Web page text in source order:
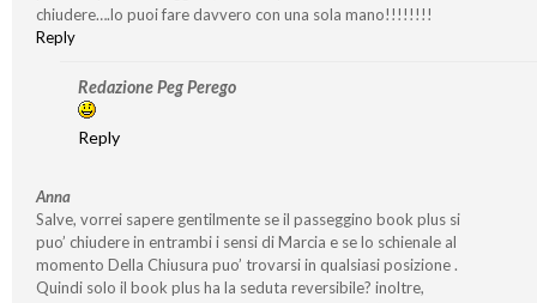
chiudere….lo puoi fare davvero con una sola mano!!!!!!!!
Reply
Redazione Peg Perego
Reply
Anna
Salve, vorrei sapere gentilmente se il passeggino book plus si
puo’ chiudere in entrambi i sensi di Marcia e se lo schienale al
momento Della Chiusura puo’ trovarsi in qualsiasi posizione .
Quindi solo il book plus ha la seduta reversibile? inoltre,